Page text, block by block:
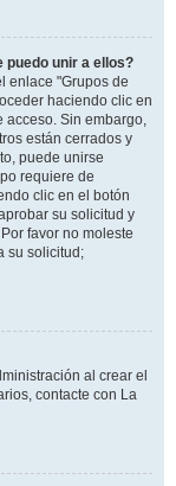
puedo unir a ellos?
enlace "Grupos de
haciendo clic en
acceso. Sin embargo,
están cerrados y
puede unirse
requiere de
clic en el botón
su solicitud y
favor no moleste
su solicitud;
al crear el
contacte con La